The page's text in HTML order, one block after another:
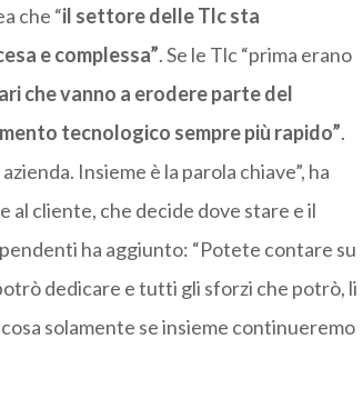
che “il settore delle Tlc sta
e complessa”. Se le Tlc “prima erano
che vanno a erodere parte del
tecnologico sempre più rapido”.
Insieme è la parola chiave”, ha
al cliente, che decide dove stare e il
ha aggiunto: “Potete contare su
dedicare e tutti gli sforzi che potrò, li
solamente se insieme continueremo